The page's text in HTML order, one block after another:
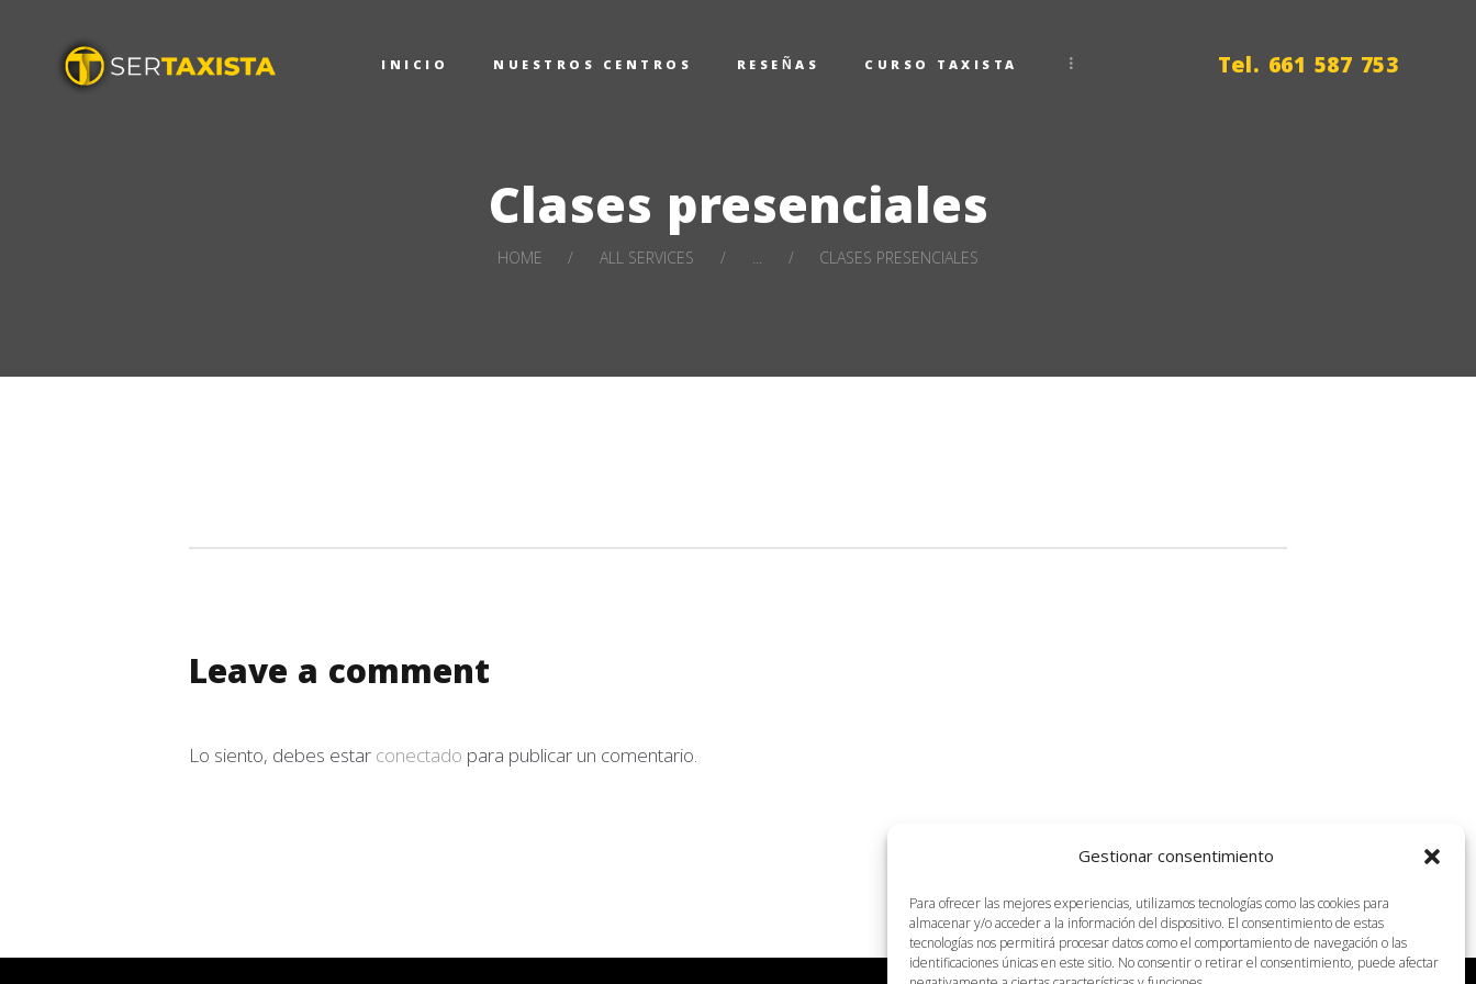
Gestionar consentimiento
Para ofrecer las mejores experiencias, utilizamos tecnologías como las cookies para
almacenar y/o acceder a la información del dispositivo. El consentimiento de estas
tecnologías nos permitirá procesar datos como el comportamiento de navegación o las
identificaciones únicas en este sitio. No consentir o retirar el consentimiento, puede afectar
INICIO NUESTROS CENTROS RESEÑAS CURSO TAXISTA Tel. 661 587 753
Clases presenciales
HOME ALL SERVICES ... CLASES PRESENCIALES
CURSO TAXISTA
CONTACTAR
Leave a comment
Lo siento, debes estar conectado para publicar un comentario.